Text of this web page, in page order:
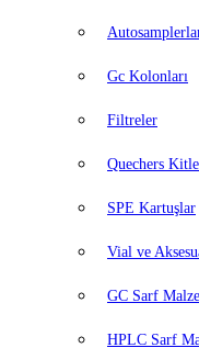
Gc Kolonları
Filtreler
Quechers
SPE Kartuşlar
Vial ve
GC Sarf
HPLC Sarf